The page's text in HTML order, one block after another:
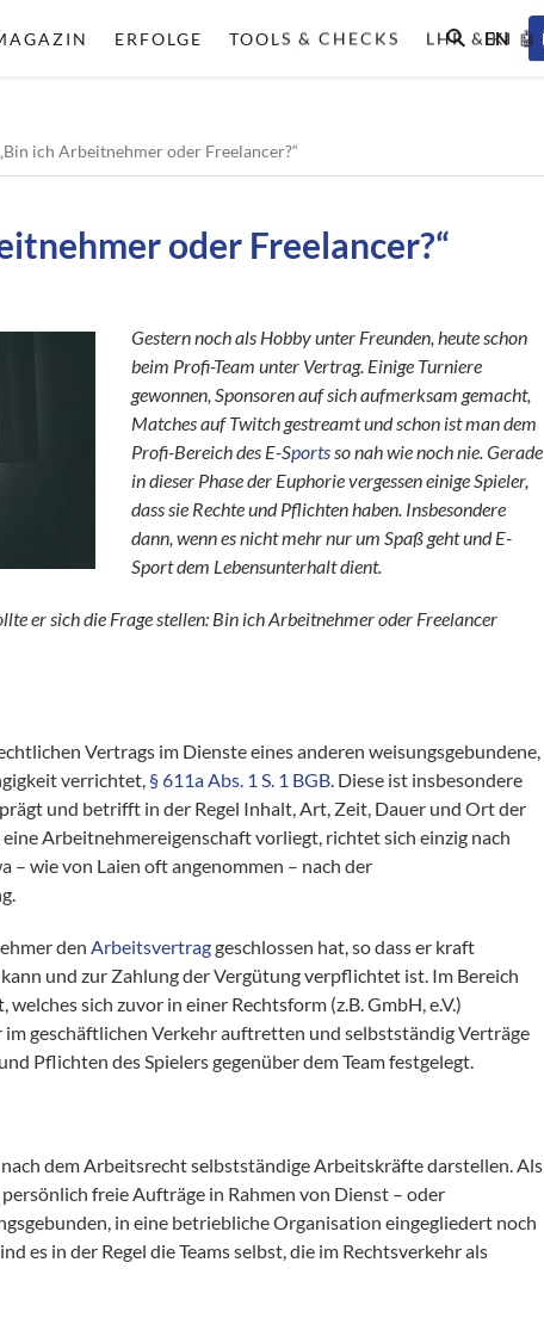
ERFOLGE TOOLS & CHECKS LHR & KI 🤖
EN
ich Arbeitnehmer oder Freelancer?“
oder Freelancer?“
Gestern noch als Hobby unter Freunden, heute schon
beim Profi-Team unter Vertrag. Einige Turniere
gewonnen, Sponsoren auf sich aufmerksam gemacht,
Matches auf Twitch gestreamt und schon ist man dem
Profi-Bereich des E-Sportsso nah wie noch nie. Gerade
in dieser Phase der Euphorie vergessen einige Spieler,
dass sie Rechte und Pflichten haben. Insbesondere
dann, wenn es nicht mehr nur um Spaß geht und E-
Sport dem Lebensunterhalt dient.
er sich die Frage stellen: Bin ich Arbeitnehmer oder Freelancer
Vertrags im Dienste eines anderen weisungsgebundene,
verrichtet, § 611a Abs. 1 S. 1 BGB. Diese ist insbesondere
und betrifft in der Regel Inhalt, Art, Zeit, Dauer und Ort der
eine Arbeitnehmereigenschaft vorliegt, richtet sich einzig nach
wie von Laien oft angenommen – nach der
denArbeitsvertraggeschlossen hat, so dass er kraft
und zur Zahlung der Vergütung verpflichtet ist. Im Bereich
welches sich zuvor in einer Rechtsform (z.B. GmbH, e.V.)
geschäftlichen Verkehr auftretten und selbstständig Verträge
Pflichten des Spielers gegenüber dem Team festgelegt.
dem Arbeitsrecht selbstständige Arbeitskräfte darstellen. Als
freie Aufträge in Rahmen von Dienst – oder
in eine betriebliche Organisation eingegliedert noch
es in der Regel die Teams selbst, die im Rechtsverkehr als